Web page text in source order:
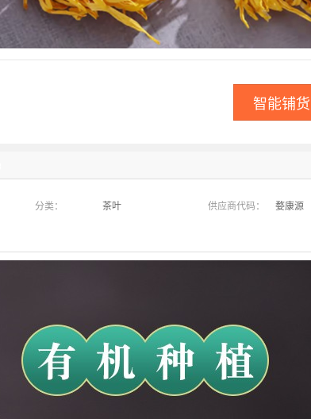
智能铺货
分类： 茶叶 供应商代码： 婺康源